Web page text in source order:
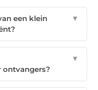
een klein
▼
ontvangers?
▼